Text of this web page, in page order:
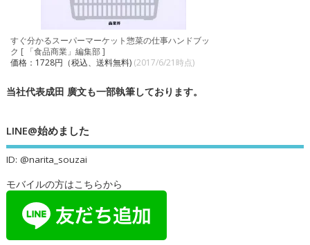
すぐ分かるスーパーマーケット惣菜の仕事ハンドブッ
ク [ 「食品商業」編集部 ]
価格：1728円（税込、送料無料) (2017/6/21時点)
当社代表成田 廣文も一部執筆しております。
LINE@始めました
ID: @narita_souzai
モバイルの方はこちらから